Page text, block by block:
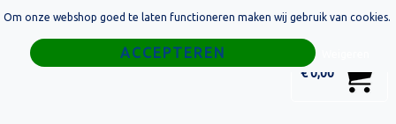
€ 0,00
Home
Om onze webshop goed te laten functioneren maken wij gebruik van cookies.